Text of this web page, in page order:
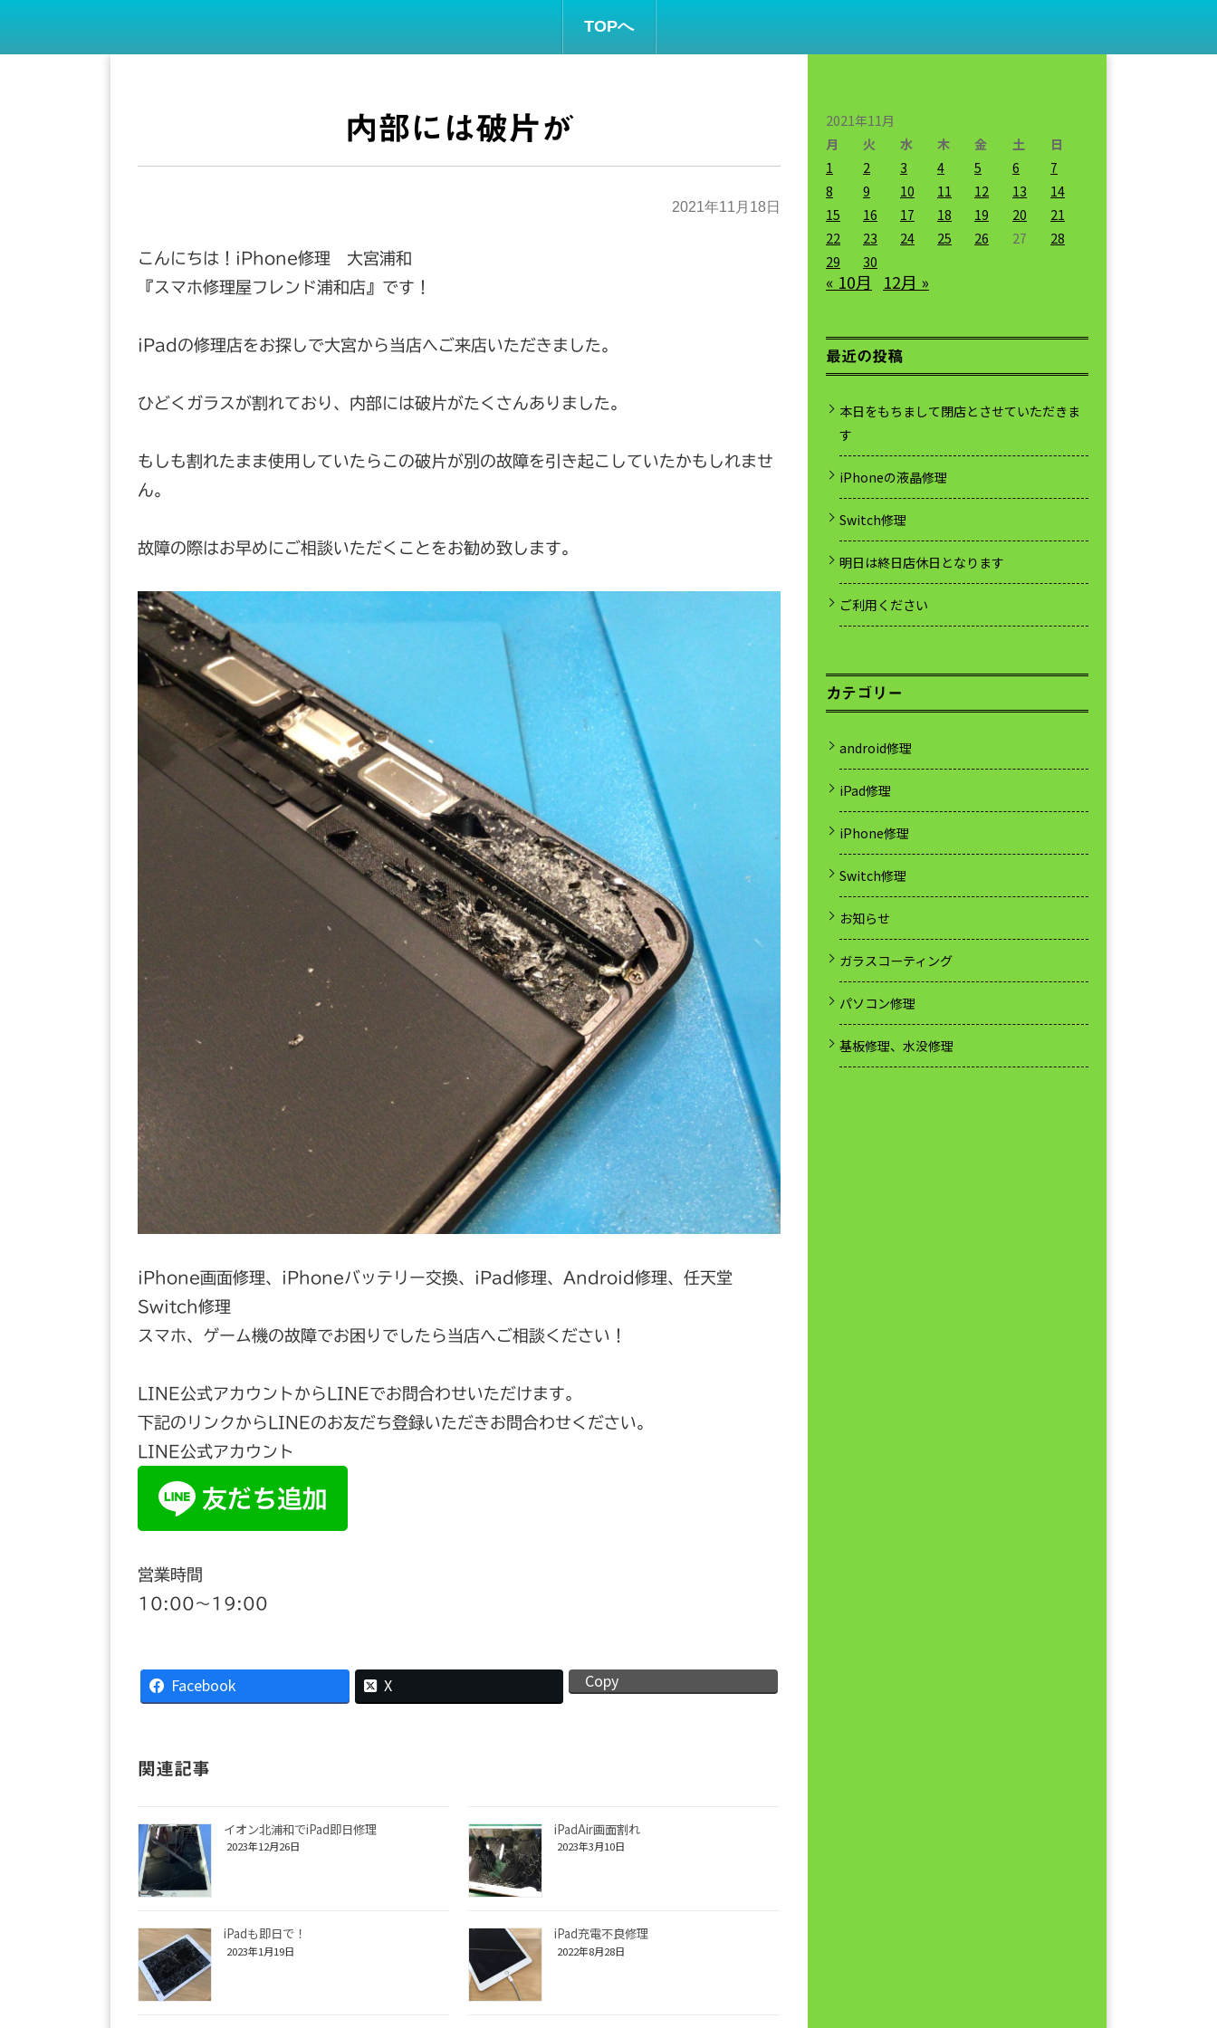
TOPへ
内部には破片が
2021年11月18日
こんにちは！iPhone修理 大宮浦和
『スマホ修理屋フレンド浦和店』です！
iPadの修理店をお探しで大宮から当店へご来店いただきました。
ひどくガラスが割れており、内部には破片がたくさんありました。
もしも割れたまま使用していたらこの破片が別の故障を引き起こしていたかもしれませ
ん。
故障の際はお早めにご相談いただくことをお勧め致します。
iPhone画面修理、iPhoneバッテリー交換、iPad修理、Android修理、任天堂
Switch修理
スマホ、ゲーム機の故障でお困りでしたら当店へご相談ください！
LINE公式アカウントからLINEでお問合わせいただけます。
下記のリンクからLINEのお友だち登録いただきお問合わせください。
LINE公式アカウント
営業時間
10:00〜19:00
Facebook X Copy
関連記事
イオン北浦和でiPad即日修理
2023年12月26日
iPadAir画面割れ
2023年3月10日
iPadも即日で！
2023年1月19日
iPad充電不良修理
2022年8月28日
2021年11月
月
火 水 木 金 土
日
1
2 3 4 5 6
7
8
9 10 11 12 13
14
15
16 17 18 19 20
21
22
23 24 25 26 27
28
29
30
« 10月 12月 »
最近の投稿
本日をもちまして閉店とさせていただきま
す
iPhoneの液晶修理
Switch修理
明日は終日店休日となります
ご利用ください
カテゴリー
android修理
iPad修理
iPhone修理
Switch修理
お知らせ
ガラスコーティング
パソコン修理
基板修理、水没修理